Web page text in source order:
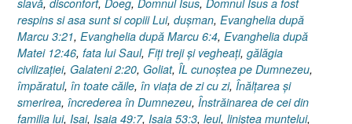
respins si asa sunt si copiii Lui, duşman, Evanghelia după
Marcu 3:21, Evanghelia după Marcu 6:4, Evanghelia după
Matei 12:46, fata lui Saul, Fiţi treji şi vegheaţi, gălăgia
civilizaţiei, Galateni 2:20, Goliat, ÎL cunoştea pe Dumnezeu,
împăratul, în toate căile, în viaţa de zi cu zi, Înălţarea şi
smerirea, încrederea în Dumnezeu, Înstrăinarea de cei din
familia lui, Isai, Isaia 49:7, Isaia 53:3, leul, liniştea muntelui,